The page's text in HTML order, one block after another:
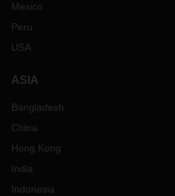
Mexico
Peru
USA
ASIA
Bangladesh
China
Hong Kong
India
Indonesia